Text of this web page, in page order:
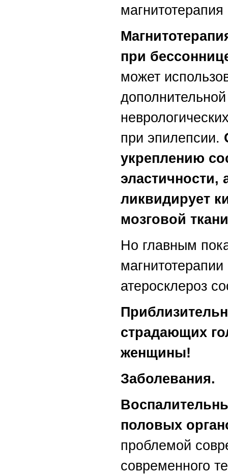
магнитотерапия
при
может
при эпилепсии.
укреплению
эластичности,
ликвидирует
мозговой
Но главным
атеросклероз
страдающих
женщины!
Заболевания.
половых
проблемой
современного